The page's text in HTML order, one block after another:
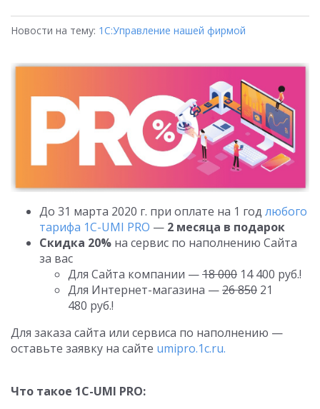
Новости на тему: 1С:Управление нашей фирмой
До 31 марта 2020 г. при оплате на 1 год любого
тарифа 1С-UMI PRO — 2 месяца в подарок
Скидка 20% на сервис по наполнению Сайта
за вас
Для Сайта компании —18 000 14 400 руб.!
Для Интернет-магазина —26 850 21
480 руб.!
Для заказа сайта или сервиса по наполнению —
оставьте заявку на сайте umipro.1c.ru.
Что такое 1С-UMI PRO: